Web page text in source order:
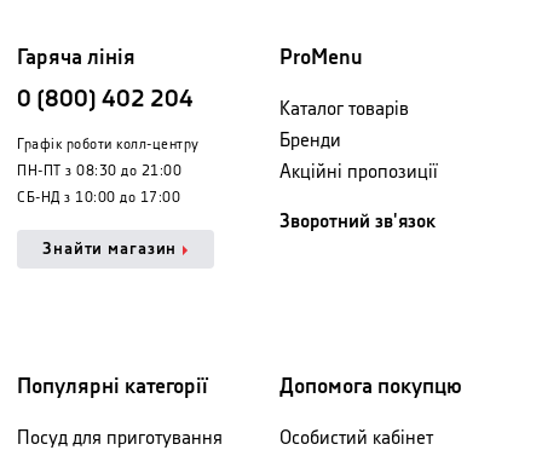
Гаряча лінія
0 (800) 402 204
Графік роботи колл-центру
ПН-ПТ з 08:30 до 21:00
СБ-НД з 10:00 до 17:00
Знайти магазин
ProMenu
Каталог товарів
Бренди
Акційні пропозиції
Зворотний зв'язок
Популярні категорії
Посуд для приготування
Допомога покупцю
Особистий кабінет